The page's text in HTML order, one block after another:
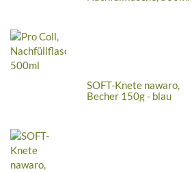
SOFT-Knete nawaro,
Becher 150g - blau